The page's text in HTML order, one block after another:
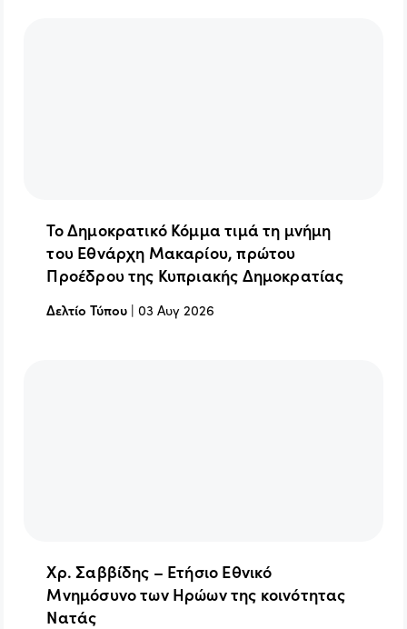
Το Δημοκρατικό Κόμμα τιμά τη μνήμη
του Εθνάρχη Μακαρίου, πρώτου
Προέδρου της Κυπριακής Δημοκρατίας
Δελτίο Τύπου |03 Αυγ 2026
Χρ. Σαββίδης – Ετήσιο Εθνικό
Μνημόσυνο των Ηρώων της κοινότητας
Νατάς